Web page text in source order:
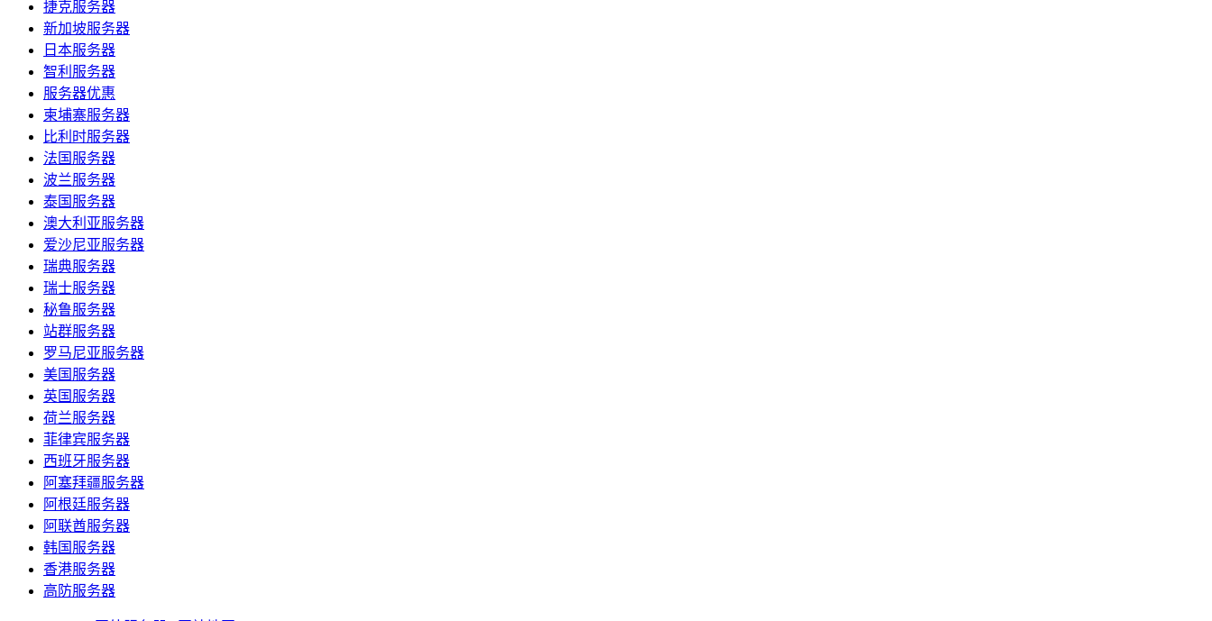
捷克服务器
新加坡服务器
日本服务器
智利服务器
服务器优惠
柬埔寨服务器
比利时服务器
法国服务器
波兰服务器
泰国服务器
澳大利亚服务器
爱沙尼亚服务器
瑞典服务器
瑞士服务器
秘鲁服务器
站群服务器
罗马尼亚服务器
美国服务器
英国服务器
荷兰服务器
菲律宾服务器
西班牙服务器
阿塞拜疆服务器
阿根廷服务器
阿联酋服务器
韩国服务器
香港服务器
高防服务器